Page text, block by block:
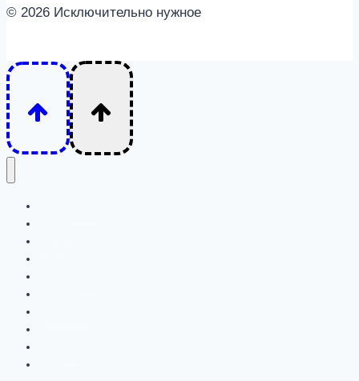
© 2026 Исключительно нужное